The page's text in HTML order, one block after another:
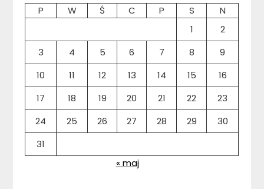
P W Ś C P S
N
1
2
3
4 5 6 7 8
9
10
11 12 13 14 15
16
17
18 19 20 21 22
23
24
25 26 27 28 29
30
31
« maj